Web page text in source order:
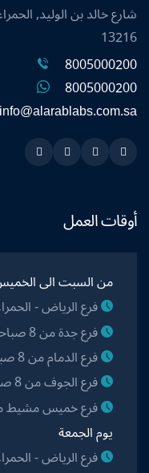
شارع خالد بن الوليد,
13216
8005000200
8005000200
info@alarablabs.com.sa
Snapchat
Twitter
Linkedin
Instagram
أوقات العمل
من السبت الى
فرع الرياض - الحمراء من 8 صباحا
فرع جدة من 8 صباحا - 11 مساءا
فرع الدمام من 8 صباحا - 10 مساءا
فرع الجوف من 8 صباحا - 9 مساءا
فرع خميس مشيط من 8 صباحا - 10
يوم الجمعة
فرع الرياض - الحمراء من 2 مساءا